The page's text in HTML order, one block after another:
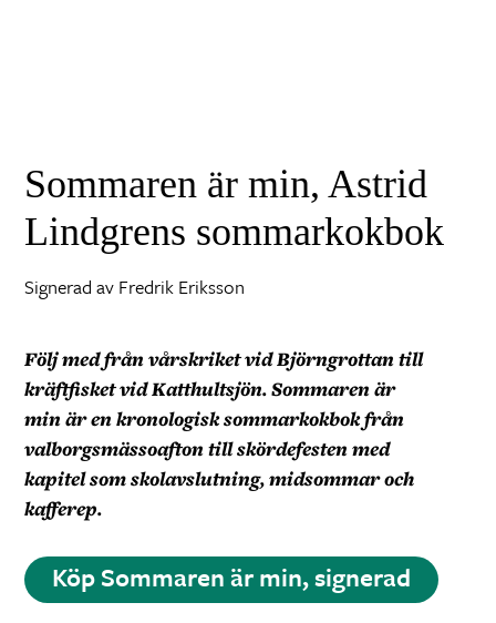
Sommaren är min, Astrid
Lindgrens sommarkokbok
Signerad av Fredrik Eriksson
Följ med från vårskriket vid Björngrottan till
kräftfisket vid Katthultsjön.Sommaren är
minär en kronologisk sommarkokbok från
valborgsmässoafton till skördefesten med
kapitel som skolavslutning, midsommar och
kafferep.
Köp Sommaren är min, signerad